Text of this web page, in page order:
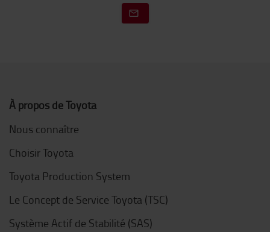
À propos de Toyota
Nous connaître
Choisir Toyota
Toyota Production System
Le Concept de Service Toyota (TSC)
Système Actif de Stabilité (SAS)